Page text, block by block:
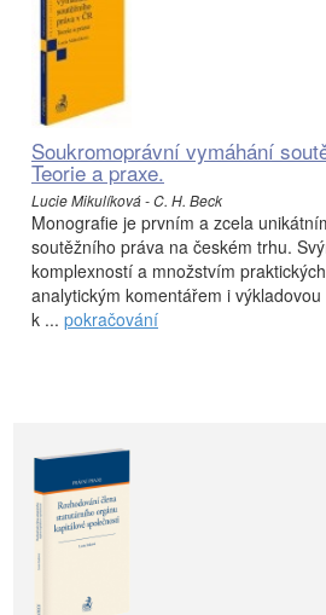
Soukromoprávní vymáhání
Teorie a praxe.
Lucie Mikulíková - C. H. Beck
Monografie je prvním a zcela
soutěžního práva na českém trhu.
komplexností a množstvím
analytickým komentářem i
k ... pokračování